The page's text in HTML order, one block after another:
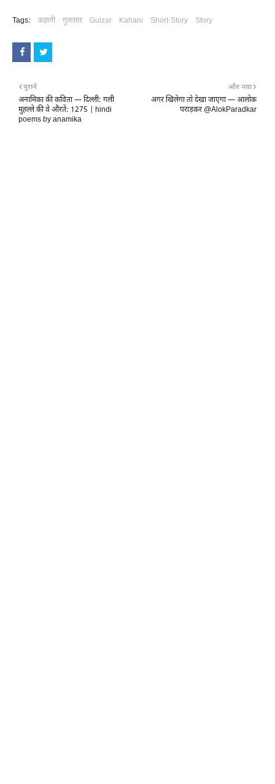
Tags: कहानी गुलज़ार Gulzar Kahani Short-Story Story
और नया
अगर खिलेगा तो देखा जाएगा — आलोक
पराड़कर @AlokParadkar
पुराने
अनामिका की कविता — दिल्ली: गली
मुहल्ले की वे औरतें: 1275 | hindi
poems by anamika